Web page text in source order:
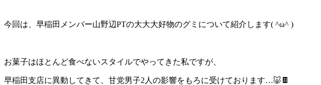
今回は、早稲田メンバー山野辺PTの大大大好物のグミについて紹介します( ^ω^ )
お菓子はほとんど食べないスタイルでやってきた私ですが、
早稲田支店に異動してきて、甘党男子2人の影響をもろに受けております…🐷🍫